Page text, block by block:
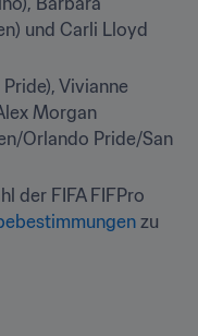
und Carli Lloyd
Vivianne
Morgan
Orlando Pride/San
der FIFA FIFPro
zu